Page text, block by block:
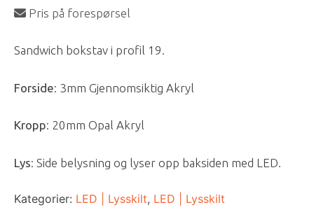
Pris på forespørsel
Sandwich bokstav i profil 19.
Forside: 3mm Gjennomsiktig Akryl
Kropp: 20mm Opal Akryl
Lys: Side belysning og lyser opp baksiden med LED.
Kategorier: LED | Lysskilt, LED | Lysskilt